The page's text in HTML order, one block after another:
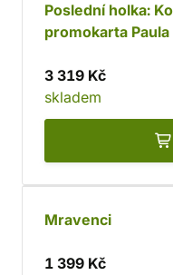
Poslední holka:
promokarta Paula
3 319 Kč
skladem
Mravenci
1 399 Kč